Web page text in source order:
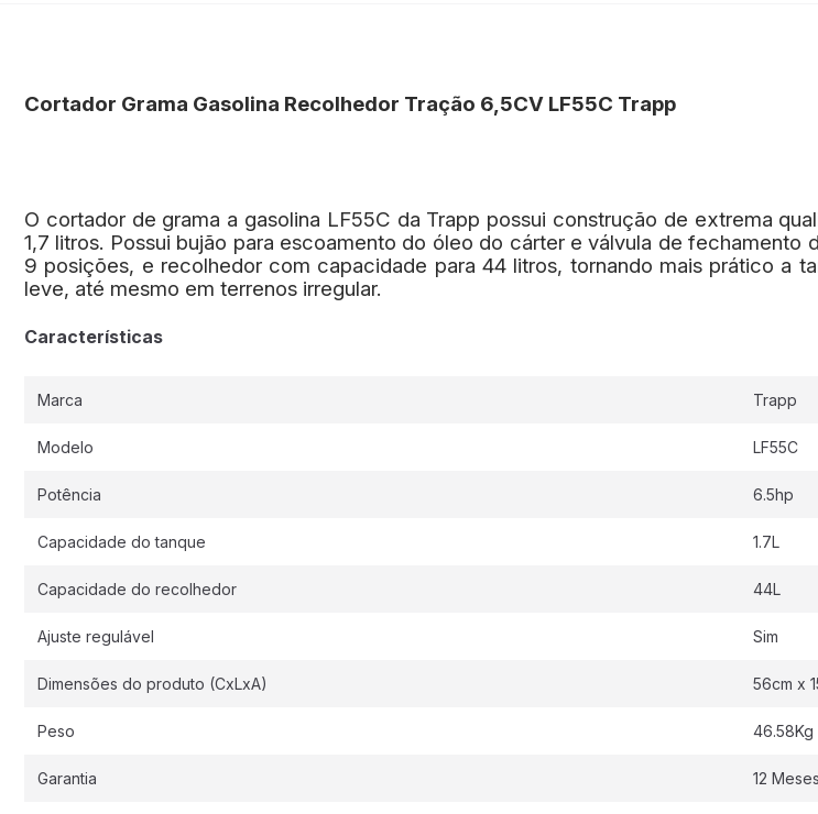
Cortador Grama Gasolina Recolhedor Tração 6,5CV LF55C Trapp
O cortador de grama a gasolina LF55C da Trapp possui construção de extrema
1,7 litros. Possui bujão para escoamento do óleo do cárter e válvula de
9 posições, e recolhedor com capacidade para 44 litros, tornando mais prático a
leve, até mesmo em terrenos irregular.
Características
Marca Trapp
Modelo LF55C
Potência 6.5hp
Capacidade do tanque 1.7L
Capacidade do recolhedor 44L
Ajuste regulável Sim
Dimensões do produto (CxLxA) 56cm x
Peso 46.58Kg
Garantia 12